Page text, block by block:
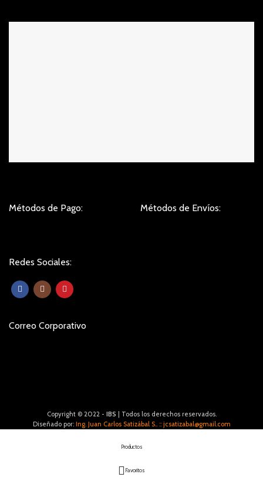
Métodos de Pago: Métodos de Envíos:
Redes Sociales:
Correo Corporativo
Copyright © 2022 - IBS | Todos los derechos reservados.
Diseñado por: Ing. Juan Carlos Satizábal S.. :: jcsatizabal@gmail.com
Productos
Favoritos